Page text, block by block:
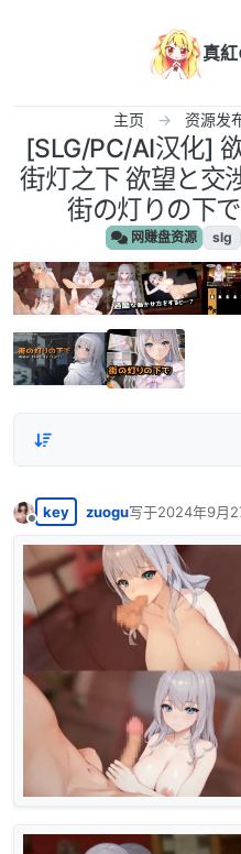
真
主页 资源发
[SLG/PC/AI汉化]
街灯之下 欲望と交
街の灯りの下
网赚盘资源 slg
离线
key zuogu写于2024年9月
最后由 编辑